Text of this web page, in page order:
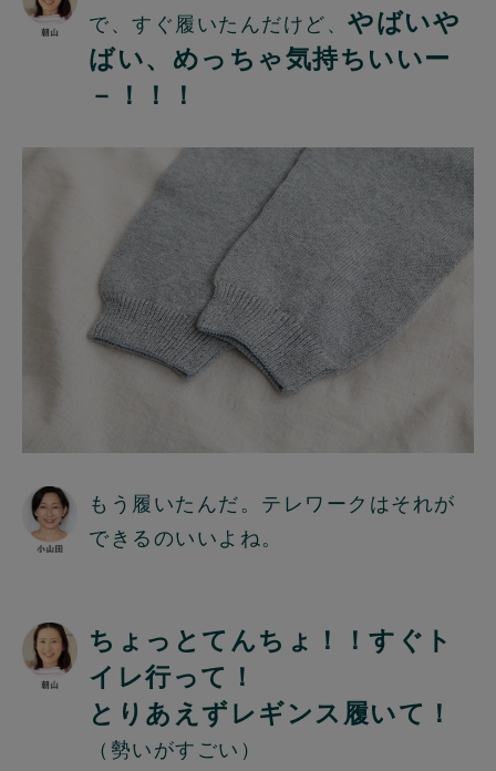
で、すぐ履いたんだけど、 やばいや
ばい、めっちゃ気持ちいいー
－！！！
もう履いたんだ。テレワークはそれが
できるのいいよね。
ちょっとてんちょ！！すぐト
イレ行って！
とりあえずレギンス履いて！
（勢いがすごい）